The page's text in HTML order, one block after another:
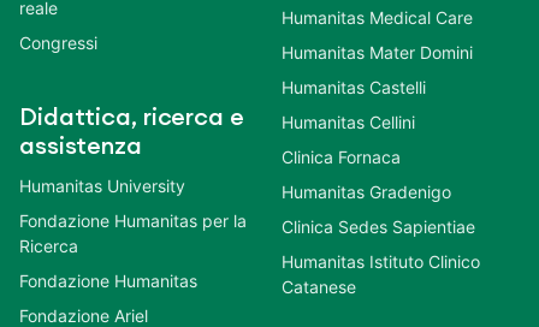
reale
Congressi
Didattica, ricerca e
assistenza
Humanitas University
Fondazione Humanitas per la
Ricerca
Fondazione Humanitas
Fondazione Ariel
Humanitas Medical Care
Humanitas Mater Domini
Humanitas Castelli
Humanitas Cellini
Clinica Fornaca
Humanitas Gradenigo
Clinica Sedes Sapientiae
Humanitas Istituto Clinico
Catanese